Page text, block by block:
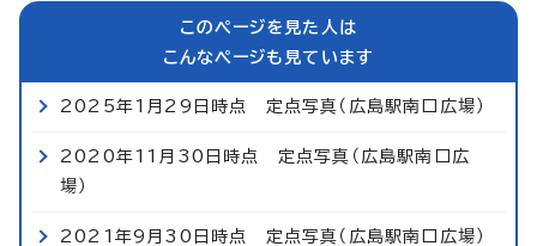
このページを見た人は
こんなページも見ています
2025年1月29日時点 定点写真（広島駅南口広場）
2020年11月30日時点 定点写真（広島駅南口広
場）
2021年9月30日時点 定点写真（広島駅南口広場）